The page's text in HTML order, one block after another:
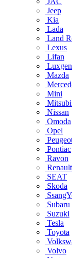
Jeep
Kia
Lada
Land
Lexus
Lifan
Luxgen
Mazda
Mini
Nissan
Omoda
Opel
Pontiac
Ravon
Renault
SEAT
Skoda
Subaru
Suzuki
Tesla
Toyota
Volvo